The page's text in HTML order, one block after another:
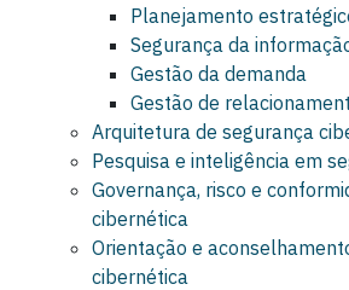
Planejamento
Segurança da
Gestão da demanda
Gestão de
Arquitetura de segurança
Pesquisa e inteligência em
Governança, risco e
cibernética
Orientação e
cibernética